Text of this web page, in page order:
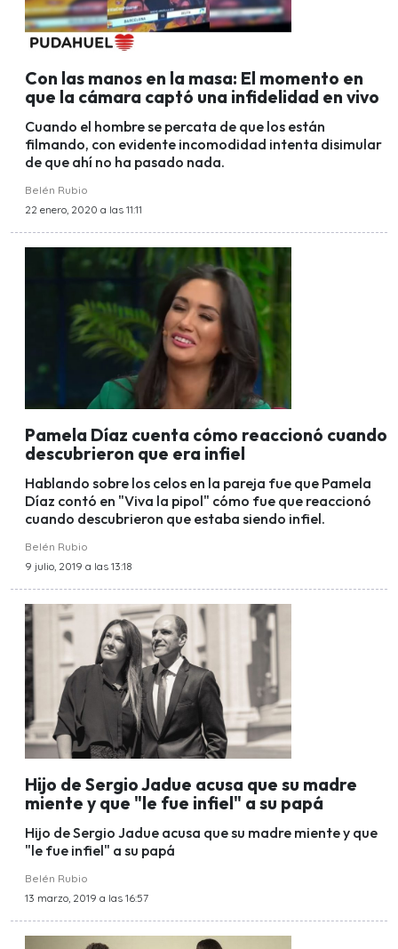
Con las manos en la masa: El momento en
que la cámara captó una infidelidad en vivo
Cuando el hombre se percata de que los están
filmando, con evidente incomodidad intenta disimular
de que ahí no ha pasado nada.
Belén Rubio
22 enero, 2020 a las 11:11
Pamela Díaz cuenta cómo reaccionó cuando
descubrieron que era infiel
Hablando sobre los celos en la pareja fue que Pamela
Díaz contó en "Viva la pipol" cómo fue que reaccionó
cuando descubrieron que estaba siendo infiel.
Belén Rubio
9 julio, 2019 a las 13:18
Hijo de Sergio Jadue acusa que su madre
miente y que "le fue infiel" a su papá
Hijo de Sergio Jadue acusa que su madre miente y que
"le fue infiel" a su papá
Belén Rubio
13 marzo, 2019 a las 16:57